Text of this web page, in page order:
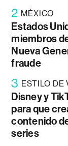
2 MÉXICO
Estados
miembros
Nueva
fraude
3 ESTILO DE
Disney y
para que
contenido
series